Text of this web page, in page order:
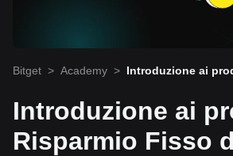
Bitget > Academy > Introduzione ai
Introduzione ai
Risparmio Fisso